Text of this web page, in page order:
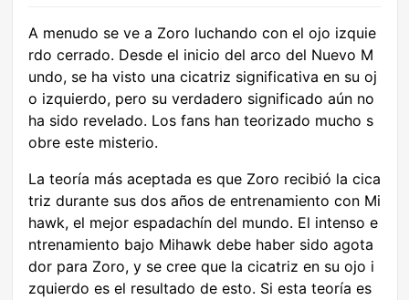
A menudo se ve a Zoro luchando con el ojo izquie
rdo cerrado. Desde el inicio del arco del Nuevo M
undo, se ha visto una cicatriz significativa en su oj
o izquierdo, pero su verdadero significado aún no
ha sido revelado. Los fans han teorizado mucho s
obre este misterio.
La teoría más aceptada es que Zoro recibió la cica
triz durante sus dos años de entrenamiento con Mi
hawk, el mejor espadachín del mundo. El intenso e
ntrenamiento bajo Mihawk debe haber sido agota
dor para Zoro, y se cree que la cicatriz en su ojo i
zquierdo es el resultado de esto. Si esta teoría es